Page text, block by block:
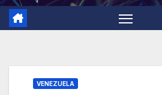
VENEZUELA